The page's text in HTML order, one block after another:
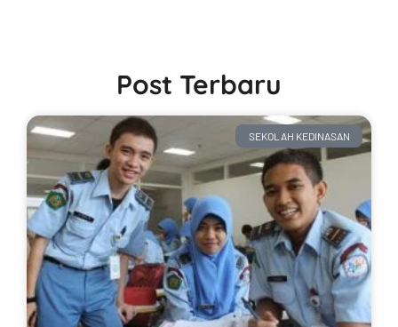
Post Terbaru
SEKOLAH KEDINASAN